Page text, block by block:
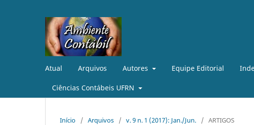
Atual Arquivos Autores Equipe Editorial
Ciências Contábeis UFRN
Início / Arquivos / v. 9 n. 1 (2017): Jan./Jun. / ARTIGOS